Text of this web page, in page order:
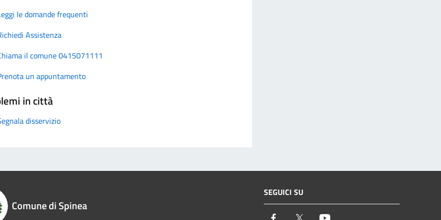
le domande frequenti
Assistenza
il comune 0415071111
un appuntamento
in città
disservizio
Comune di Spinea
SEGUICI SU